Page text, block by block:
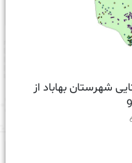
شهرستان بهاباد از